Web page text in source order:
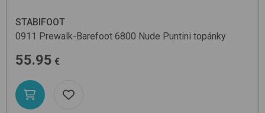
STABIFOOT
0911 Prewalk-Barefoot 6800 Nude Puntini topánky
55.95 €